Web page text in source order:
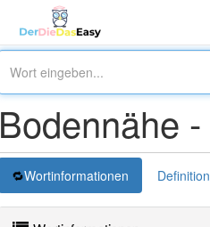
Bodennähe -
Wortinformationen Definition